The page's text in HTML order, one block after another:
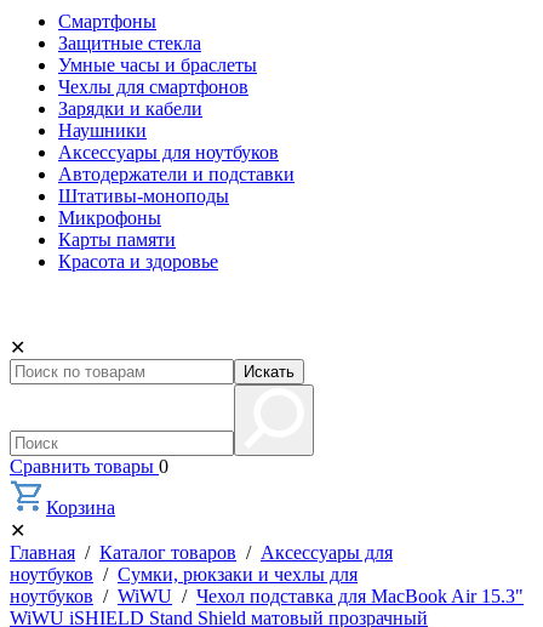
Смартфоны
Защитные стекла
Умные часы и браслеты
Чехлы для смартфонов
Зарядки и кабели
Наушники
Аксессуары для ноутбуков
Автодержатели и подставки
Штативы-моноподы
Микрофоны
Карты памяти
Красота и здоровье
✕
Искать
Сравнить товары 0
Корзина
✕
Главная / Каталог товаров / Аксессуары для
ноутбуков / Сумки, рюкзаки и чехлы для
ноутбуков / WiWU / Чехол подставка для MacBook Air 15.3"
WiWU iSHIELD Stand Shield матовый прозрачный